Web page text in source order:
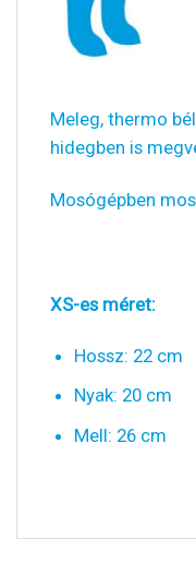
Meleg, thermo
hidegben is
Mosógépben
XS-es méret:
Hossz: 22 cm
Nyak: 20 cm
Mell: 26 cm